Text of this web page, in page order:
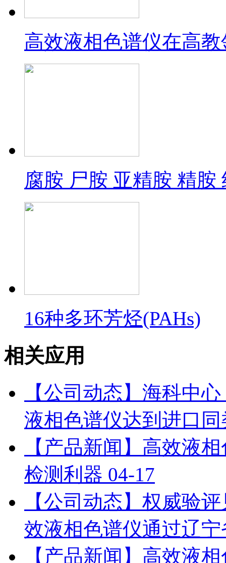
高效液相色谱仪在高
腐胺 尸胺 亚精胺 精胺
16种多环芳烃(PAHs)
相关应用
【公司动态】海科中
液相色谱仪达到进口
【产品新闻】高效液
检测利器 04-17
【公司动态】权威验
效液相色谱仪通过辽
【产品新闻】高效液